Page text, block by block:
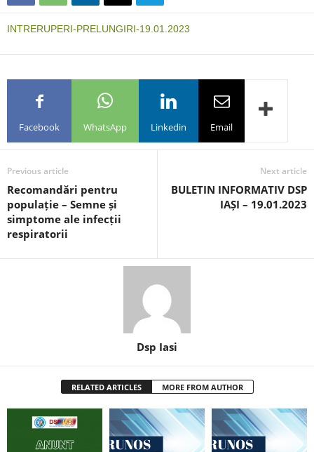
INTRERUPERI-PRELUNGIRI-19.01.2023
Facebook WhatsApp Linkedin Email
Previous article
Recomandări pentru
populație – Semne și
simptome ale infecții
respiratorii
Next article
BULETIN INFORMATIV DSP
IAȘI – 19.01.2023
Dsp Iasi
RELATED ARTICLES MORE FROM AUTHOR